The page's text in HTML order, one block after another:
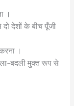
।
दो देशों के बीच पूँजी
।
बदली मुक्त रूप से